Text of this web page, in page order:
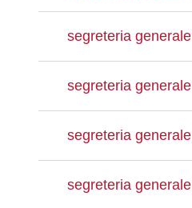
segreteria generale
segreteria generale
segreteria generale
segreteria generale